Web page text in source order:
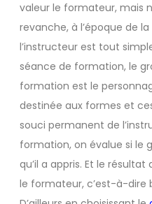
valeur le formateur, mais
revanche, à l’époque de
l’instructeur est tout
séance de formation, le
formation est le
destinée aux formes et
souci permanent de
formation, on évalue si le
qu’il a appris. Et le
le formateur, c’est-à-dire